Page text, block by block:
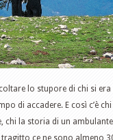
lo stupore di chi si
di accadere. E così c’è
chi la storia di un
ce ne sono almeno